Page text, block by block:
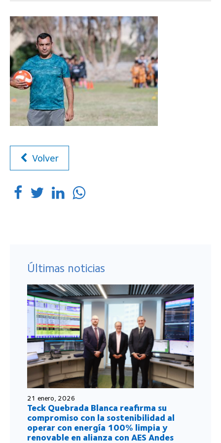
Volver
Últimas noticias
21 enero, 2026
Teck Quebrada Blanca reafirma su
compromiso con la sostenibilidad al
operar con energía 100% limpia y
renovable en alianza con AES Andes